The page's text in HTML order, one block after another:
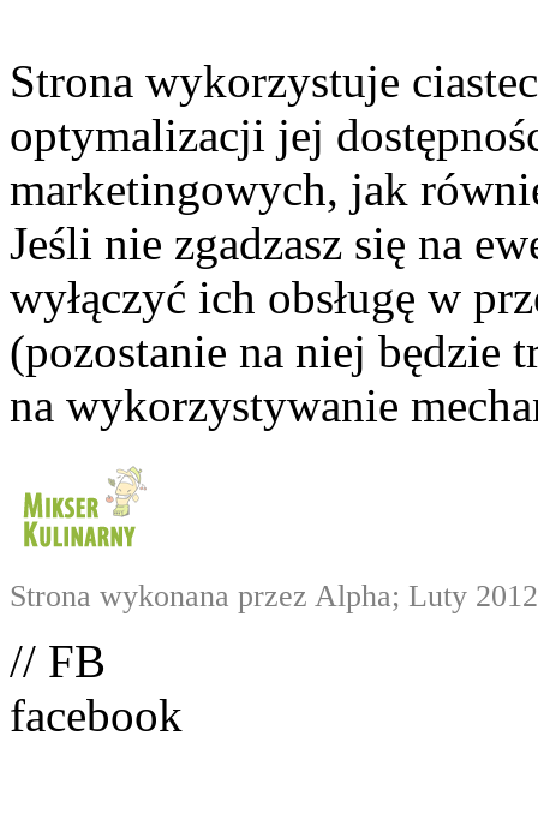
Strona wykorzystuje
optymalizacji jej
marketingowych, jak
Jeśli nie zgadzasz się na
wyłączyć ich obsługę w
(pozostanie na niej będzie
na wykorzystywanie
Strona wykonana przez Alpha; Luty 2012
// FB
facebook